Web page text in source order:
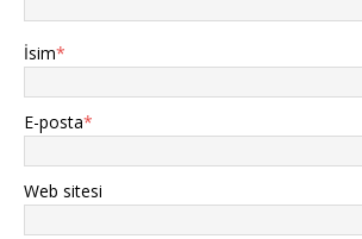
İsim*
E-posta*
Web sitesi